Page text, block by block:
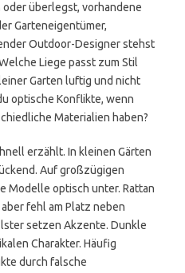
überlegst, vorhandene
Garteneigentümer,
Outdoor-Designer stehst
Liege passt zum Stil
Garten luftig und nicht
optische Konflikte, wenn
Materialien haben?
erzählt. In kleinen Gärten
Auf großzügigen
Modelle optisch unter. Rattan
fehl am Platz neben
setzen Akzente. Dunkle
Charakter. Häufig
durch falsche